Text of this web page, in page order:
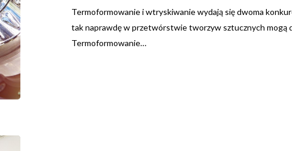
Termoformowanie i wtryskiwanie wydają się dwoma
tak naprawdę w przetwórstwie tworzyw sztucznych mogą
Termoformowanie…